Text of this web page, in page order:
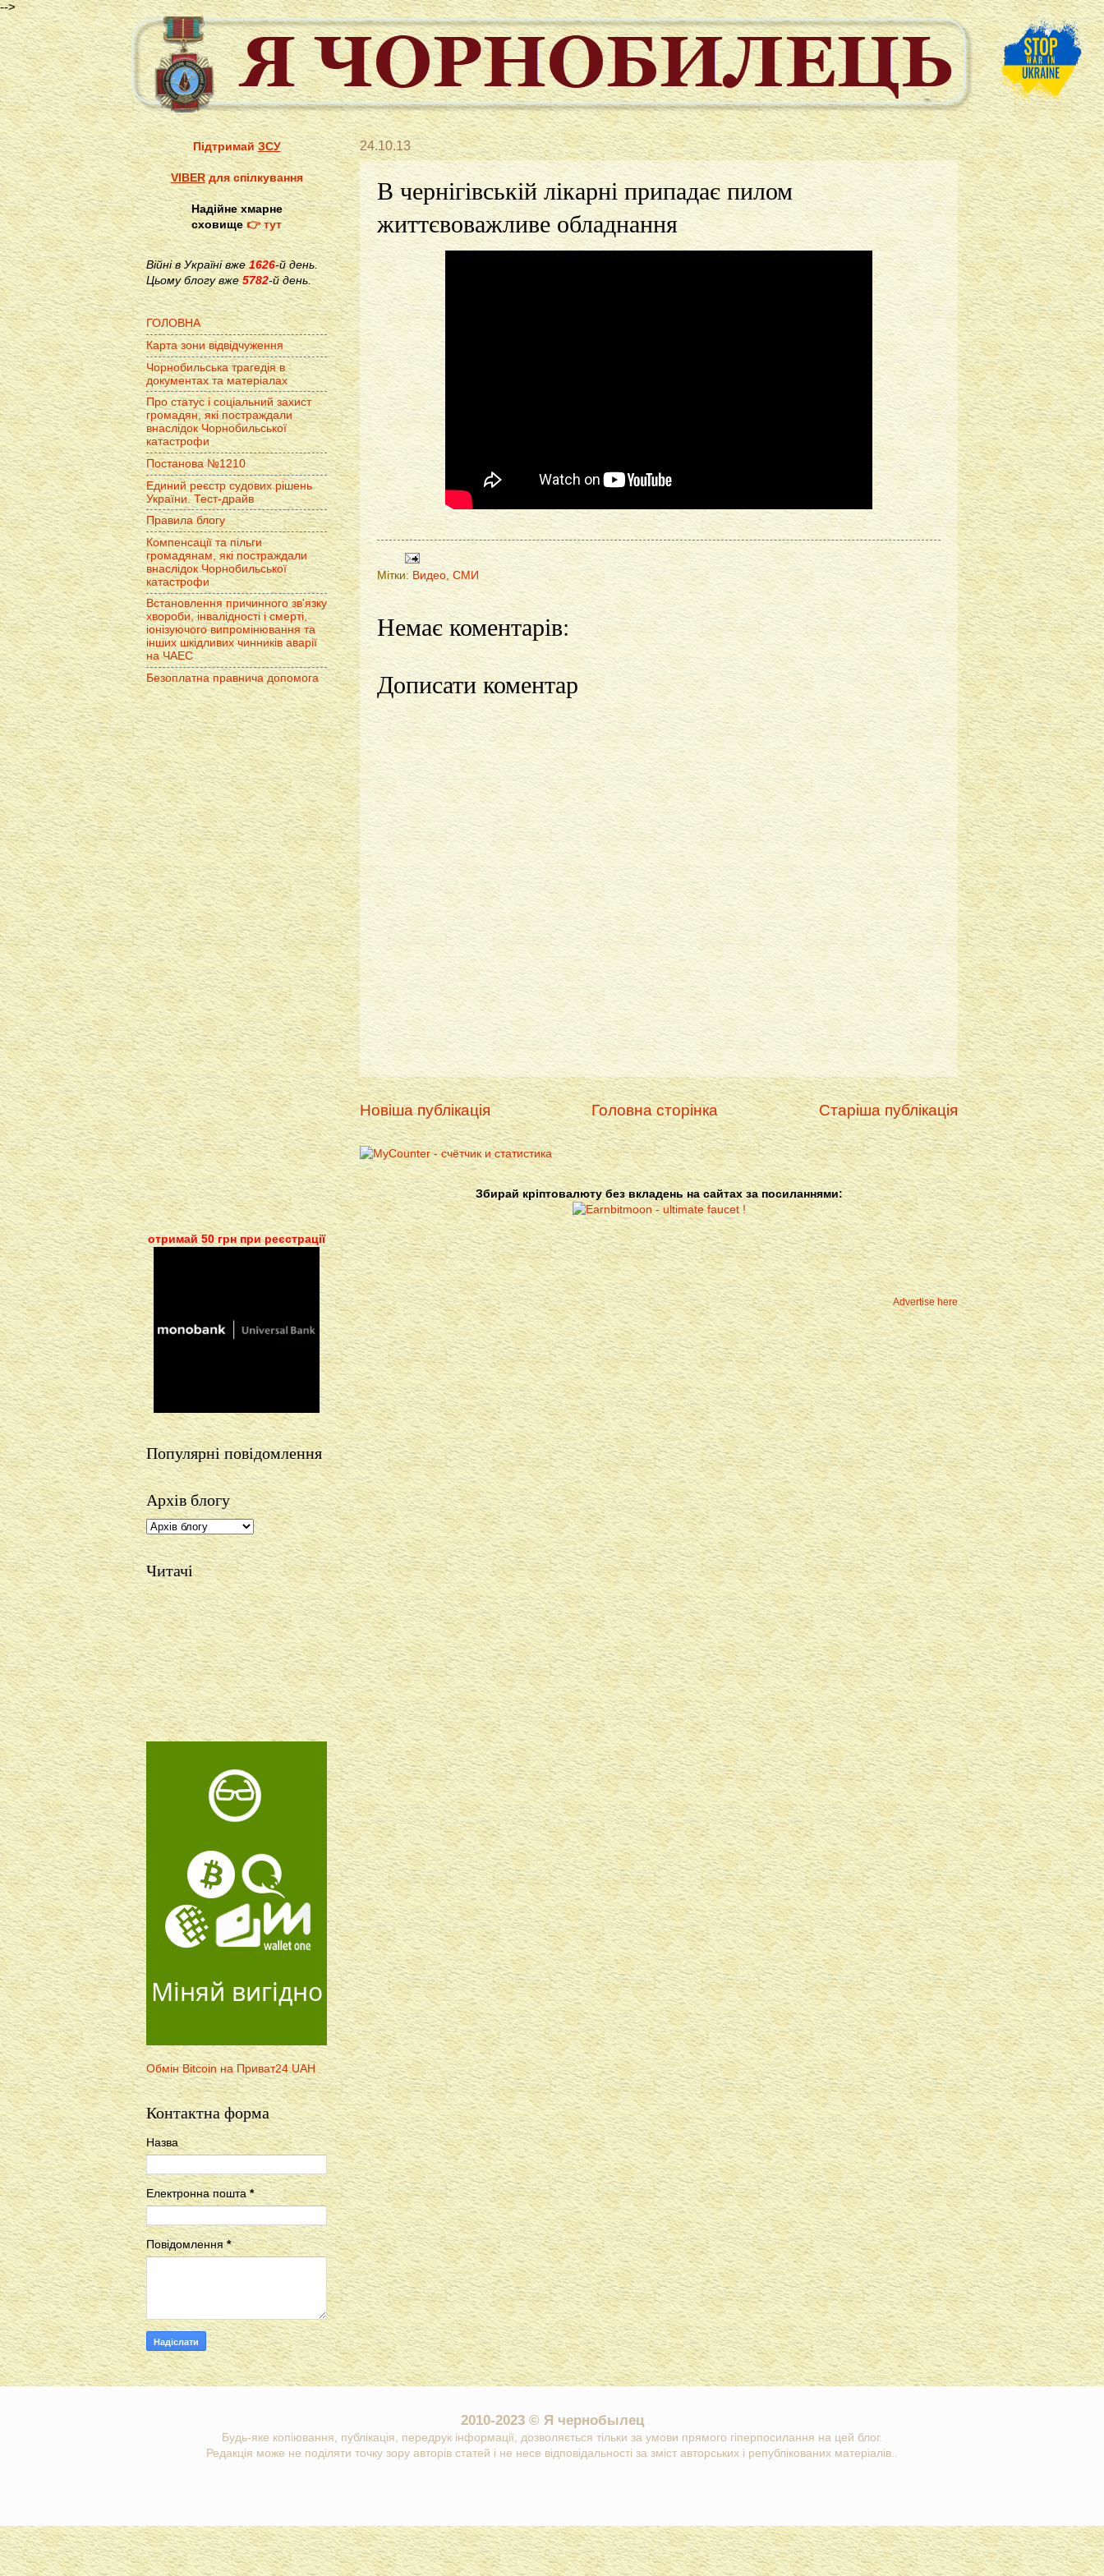
-->
24.10.13
В чернігівській лікарні припадає пилом
життєвоважливе обладнання
Мітки: Видео, СМИ
Немає коментарів:
Дописати коментар
Новіша публікація Старіша публікація
Головна сторінка
Збирай кріптовалюту без вкладень на сайтах за посиланнями:
Advertise here
ПідтримайЗСУ
VIBERдля спілкування
Надійне хмарне
сховище👉 тут
Війні в Україні вже1626-й день.
Цьому блогу вже 5782-й день.
ГОЛОВНА
Карта зони відвідчуження
Чорнобильська трагедія в
документах та матеріалах
Про статус і соціальний захист
громадян, які постраждали
внаслідок Чорнобильської
катастрофи
Постанова №1210
Единий реєстр судових рішень
України. Тест-драйв
Правила блогу
Компенсації та пільги
громадянам, які постраждали
внаслідок Чорнобильської
катастрофи
Встановлення причинного зв'язку
хвороби, інвалідності і смерті,
іонізуючого випромінювання та
інших шкідливих чинників аварії
на ЧАЕС
Безоплатна правнича допомога
отримай 50 грн при реєстрації
Популярні повідомлення
Архів блогу
Читачі
Міняй вигідно
Обмін Bitcoin на Приват24 UAH
Контактна форма
Назва
Електронна пошта*
Повідомлення*
2010-2023 © Я чернобылец
Будь-яке копіювання, публікація, передрук інформації, дозволяється тільки за умови прямого гіперпосилання на цей блог.
Редакція може не поділяти точку зору авторів статей і не несе відповідальності за зміст авторських і републікованих матеріалів..